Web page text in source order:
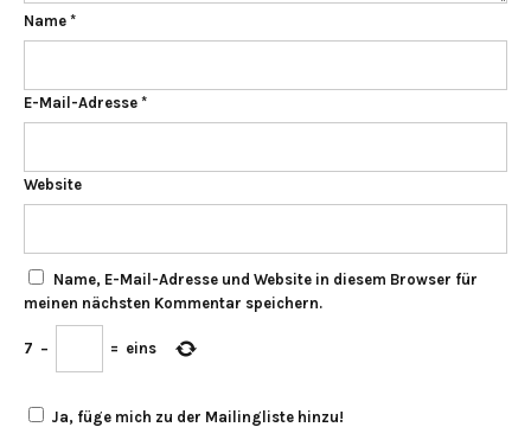
Name *
E-Mail-Adresse *
Website
Name, E-Mail-Adresse und Website in diesem Browser für
meinen nächsten Kommentar speichern.
7 − = eins
Ja, füge mich zu der Mailingliste hinzu!